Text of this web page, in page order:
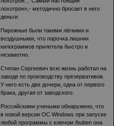
лохотрон»,- методично бросает в него
деньги
Пирожные были такими лёгкими и
воздушными, что парочка лишних
килограммов прилетела быстро и
незаметно.
Степан Сергеевич всю жизнь работал на
заводе по производству презервативов.
У него есть две дочери, одна от первого
брака, другая от заводского.
Российскими учеными обнаружено, что
в новой версии ОС Windows при запуске
любой программы с ключом /buben она